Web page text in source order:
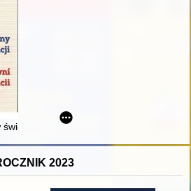
pierwszej księgi inwentarzowej
2023